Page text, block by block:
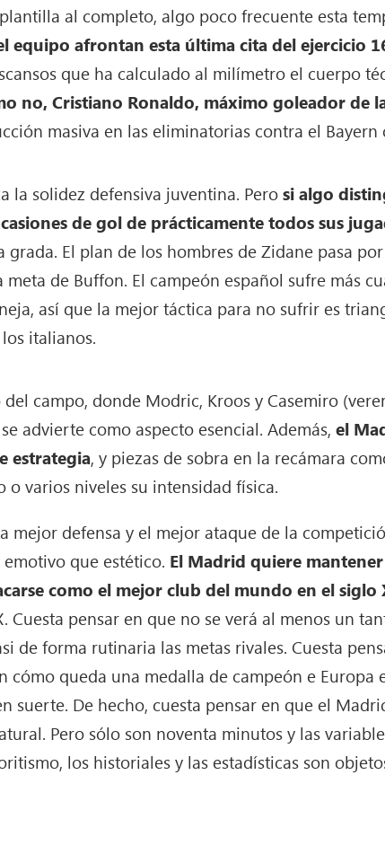
al completo, algo poco frecuente esta
equipo afrontan esta última cita del ejercicio
que ha calculado al milímetro el cuerpo
no, Cristiano Ronaldo, máximo goleador de
masiva en las eliminatorias contra el Bayern
la solidez defensiva juventina. Perosi algo
de gol de prácticamente todos sus
El plan de los hombres de Zidane pasa
de Buffon. El campeón español sufre más
así que la mejor táctica para no sufrir es
italianos.
campo, donde Modric, Kroos y Casemiro
advierte como aspecto esencial. Además,el
estrategia, y piezas de sobra en la recámara
o varios niveles su intensidad física.
mejor defensa y el mejor ataque de la
que estético. El Madrid quiere
como el mejor club del mundo en el siglo
Cuesta pensar en que no se verá al menos un
de forma rutinaria las metas rivales. Cuesta
cómo queda una medalla de campeón e Europa
suerte. De hecho, cuesta pensar en que el
Pero sólo son noventa minutos y las
los historiales y las estadísticas son